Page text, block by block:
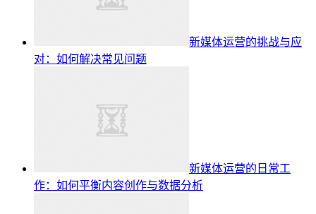
新媒体运营的挑战与应
对：如何解决常见问题
新媒体运营的日常工
作：如何平衡内容创作与数据分析